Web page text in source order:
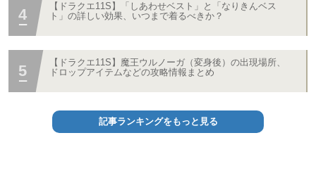
【ドラクエ11S】「しあわせベスト」と「なりきんベス
ト」の詳しい効果、いつまで着るべきか？
【ドラクエ11S】魔王ウルノーガ（変身後）の出現場所、
ドロップアイテムなどの攻略情報まとめ
記事ランキングをもっと見る